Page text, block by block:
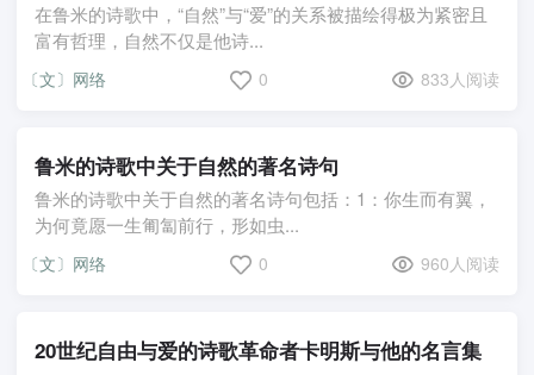
在鲁米的诗歌中，“自然”与“爱”的关系被描绘得极为紧密且
富有哲理，自然不仅是他诗...
〔文〕网络 0 833人阅读
鲁米的诗歌中关于自然的著名诗句
鲁米的诗歌中关于自然的著名诗句包括：1：你生而有翼，
为何竟愿一生匍匐前行，形如虫...
〔文〕网络 0 960人阅读
20世纪自由与爱的诗歌革命者卡明斯与他的名言集